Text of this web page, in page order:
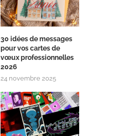
30 idées de messages
pour vos cartes de
vœux professionnelles
2026
24 novembre 2025